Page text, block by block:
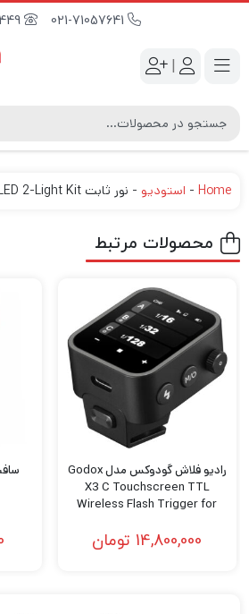
09364165449
|
Home
- استودیو - نور ثابت Godox FL100 Flexible LED 2-Light Kit
محصولات مرتبط
رادیو فلاش گودوکس مدل Godox
X3 C Touchscreen TTL
Wireless Flash Trigger for
14,800,000 تومان